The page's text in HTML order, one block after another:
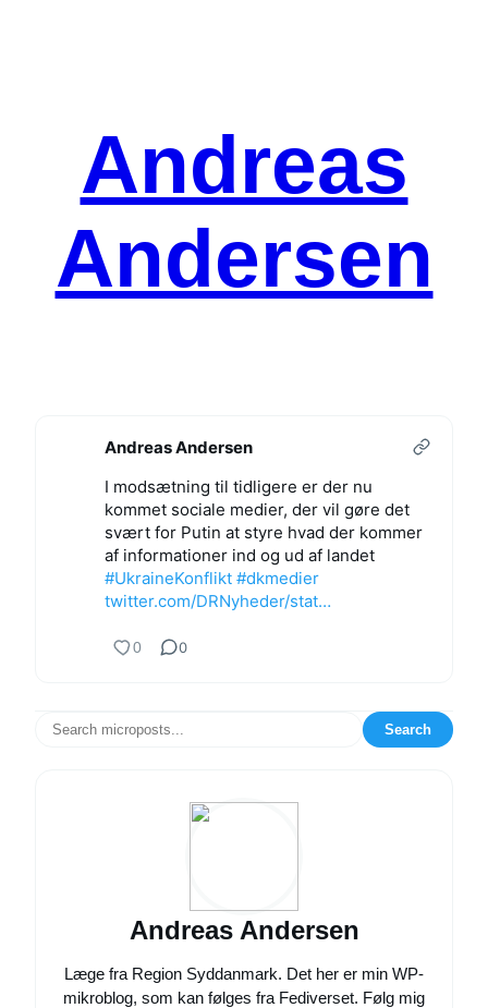
Andreas
Andersen
Andreas Andersen
I modsætning til tidligere er der nu
kommet sociale medier, der vil gøre det
svært for Putin at styre hvad der kommer
af informationer ind og ud af landet
#UkraineKonflikt #dkmedier
twitter.com/DRNyheder/stat…
0 0
Search
Andreas Andersen
Læge fra Region Syddanmark. Det her er min WP-
mikroblog, som kan følges fra Fediverset. Følg mig